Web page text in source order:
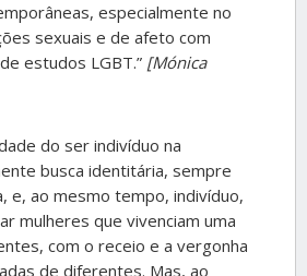
especialmente no
sexuais e de afeto com
estudos LGBT.” [Mónica
do ser indivíduo na
busca identitária, sempre
e, ao mesmo tempo, indivíduo,
mulheres que vivenciam uma
com o receio e a vergonha
de diferentes. Mas, ao